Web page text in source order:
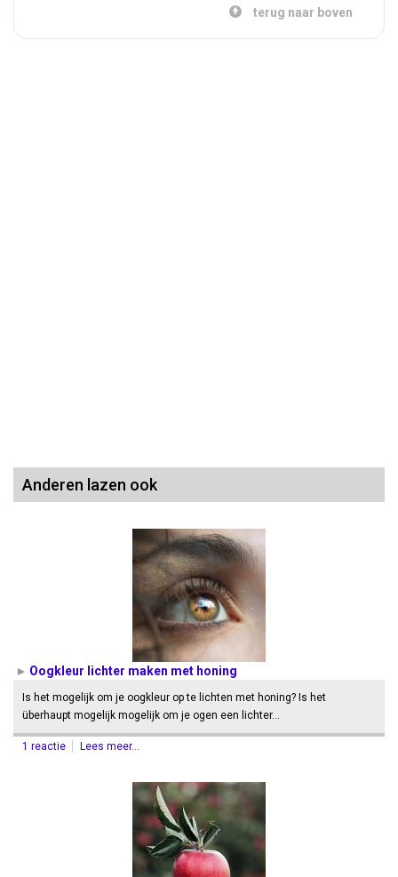
terug naar boven
Anderen lazen ook
Oogkleur lichter maken met honing
Is het mogelijk om je oogkleur op te lichten met honing? Is het
überhaupt mogelijk mogelijk om je ogen een lichter…
1 reactie Lees meer...